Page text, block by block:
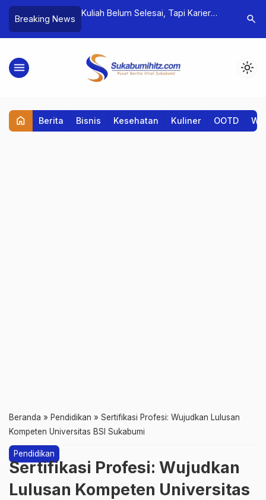
Breaking News
Petualangan
Kuliah Belum Selesai, Tapi Karier
Sudah Mulai Disiapkan
Aksi Duel
Senjata Tajam
search
menu light_mode
home Berita Bisnis Kesehatan Kuliner OOTD
Beranda » Pendidikan » Sertifikasi Profesi: Wujudkan Lulusan
Kompeten Universitas BSI Sukabumi
Pendidikan
Sertifikasi Profesi: Wujudkan
Lulusan Kompeten Universitas